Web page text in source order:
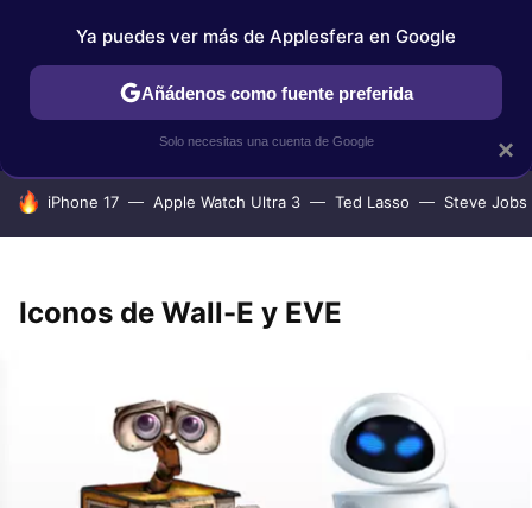
IPHONE TUTORIALES APPLESFERA SELECCIÓN
HOY SE HABLA DE
iPhone 17 Apple Watch Ultra 3 Ted Lasso Steve Jobs
Iconos de Wall-E y EVE
×
Ya puedes ver más de Applesfera en Google
Añádenos como fuente preferida
Solo necesitas una cuenta de Google